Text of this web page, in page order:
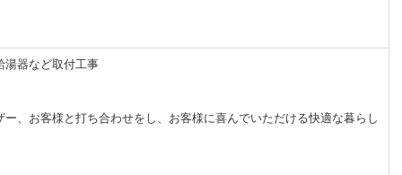
湯器など取付工事
、お客様と打ち合わせをし、お客様に喜んでいただける快適な暮らし